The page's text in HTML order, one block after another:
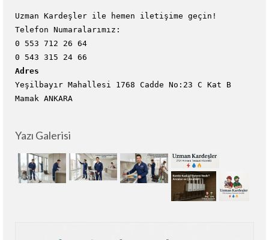
Uzman Kardeşler ile hemen iletişime geçin!
Telefon Numaralarımız:
0 553 712 26 64
0 543 315 24 66
Adres
Yeşilbayır Mahallesi 1768 Cadde No:23 C Kat B
Mamak ANKARA
Yazı Galerisi